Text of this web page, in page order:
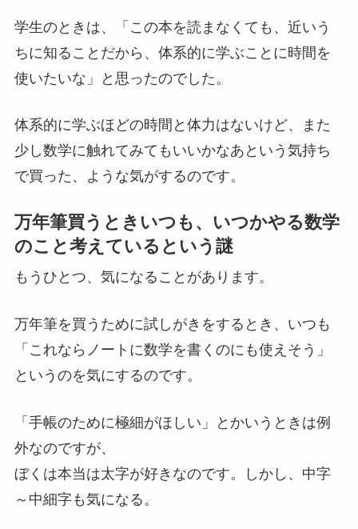
学生のときは、「この本を読まなくても、近いう
ちに知ることだから、体系的に学ぶことに時間を
使いたいな」と思ったのでした。
体系的に学ぶほどの時間と体力はないけど、また
少し数学に触れてみてもいいかなあという気持ち
で買った、ような気がするのです。
万年筆買うときいつも、いつかやる数学
のこと考えているという謎
もうひとつ、気になることがあります。
万年筆を買うために試しがきをするとき、いつも
「これならノートに数学を書くのにも使えそう」
というのを気にするのです。
「手帳のために極細がほしい」とかいうときは例
外なのですが、
ぼくは本当は太字が好きなのです。しかし、中字
～中細字も気になる。